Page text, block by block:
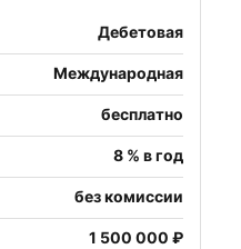
Дебетовая
Международная
бесплатно
8 % в год
без комиссии
1 500 000 ₽